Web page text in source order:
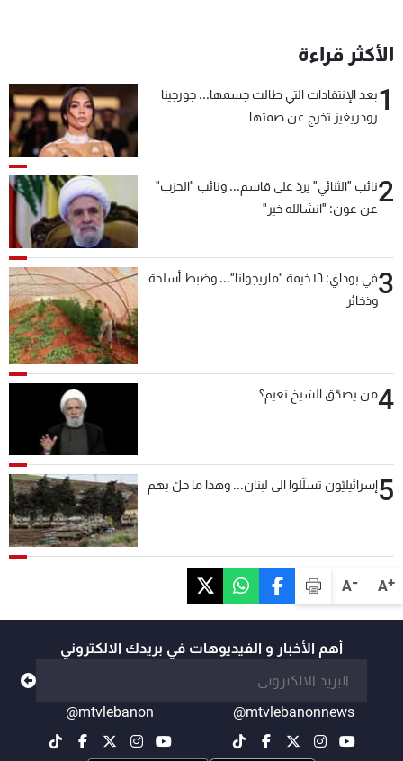
A+
A-
الأكثر قراءة
1بعد الإنتقادات التي طالت جسمها... جورجينا
رودريغيز تخرج عن صمتها
2نائب "الثنائي" يردّ على قاسم... ونائب "الحزب"
عن عون: "انشالله خير"
3
في بوداي: ١٦ خيمة "ماريجوانا"... وضبط أسلحة
وذخائر
4من يصدّق الشيخ نعيم؟
5إسرائيليّون تسلّلوا الى لبنان... وهذا ما حلّ بهم
أهم الأخبار و الفيديوهات في بريدك الالكتروني
@mtvlebanonnews
@mtvlebanon